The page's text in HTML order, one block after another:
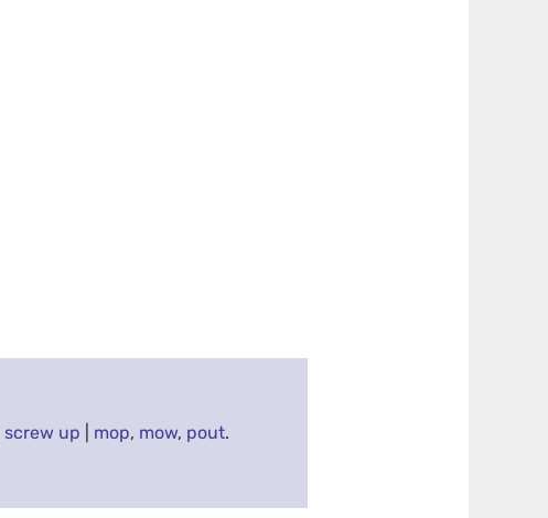
|screw up mop, mow, pout.